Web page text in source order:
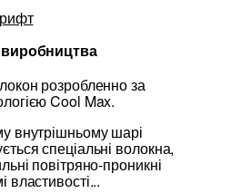
виробництва
розробленно за
Cool Max.
внутрішньому шарі
спеціальні волокна,
повітряно-проникні
властивості...